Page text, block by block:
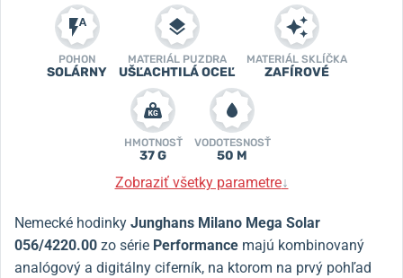
POHON
SOLÁRNY
MATERIÁL PUZDRA
UŠĽACHTILÁ OCEĽ
MATERIÁL SKLÍČKA
ZAFÍROVÉ
HMOTNOSŤ
37 G
VODOTESNOSŤ
50 M
Zobraziť všetky parametre↓
Nemecké hodinky Junghans Milano Mega Solar
056/4220.00 zo série Performance majú kombinovaný
analógový a digitálny ciferník, na ktorom na prvý pohľad